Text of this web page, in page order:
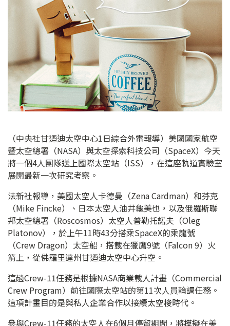
（中央社甘迺迪太空中心1日綜合外電報導）美國國家航空
暨太空總署（NASA）與太空探索科技公司（SpaceX）今天
將一個4人團隊送上國際太空站（ISS），在這座軌道實驗室
展開最新一次研究考察。
法新社報導，美國太空人卡德曼（Zena Cardman）和芬克
（Mike Fincke）、日本太空人油井龜美也，以及俄羅斯聯
邦太空總署（Roscosmos）太空人普勒托諾夫（Oleg
Platonov），於上午11時43分搭乘SpaceX的乘龍號
（Crew Dragon）太空船，搭載在獵鷹9號（Falcon 9）火
箭上，從佛羅里達州甘迺迪太空中心升空。
這趟Crew-11任務是根據NASA商業載人計畫（Commercial
Crew Program）前往國際太空站的第11次人員輪調任務。
這項計畫目的是與私人企業合作以接續太空梭時代。
參與Crew-11任務的太空人在6個月停留期間，將模擬在美